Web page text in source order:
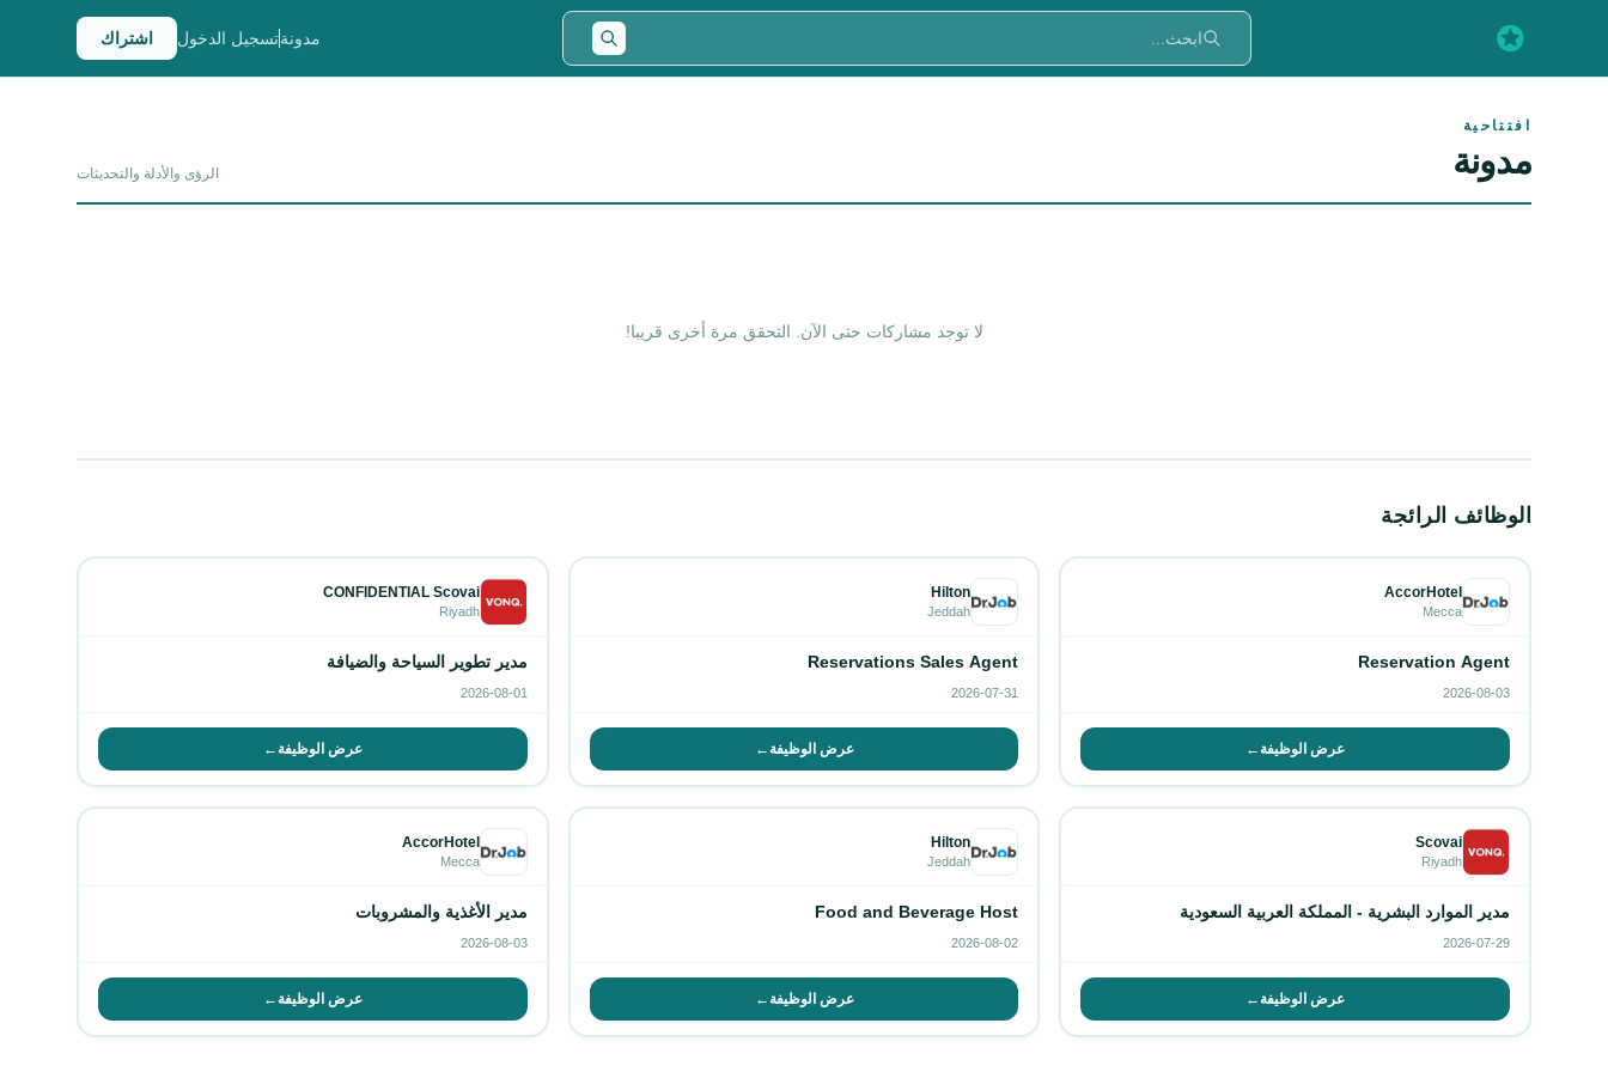
مدونةتسجيل الدخول اشتراك
افتتاحية
مدونة الرؤى والأدلة والتحديثات
لا توجد مشاركات حتى الآن. التحقق مرة أخرى قريبا!
الوظائف الرائجة
AccorHotel
Mecca
Reservation Agent
2026-08-03
عرض الوظيفة →
Hilton
Jeddah
Reservations Sales Agent
2026-07-31
عرض الوظيفة →
CONFIDENTIAL Scovai
Riyadh
مدير تطوير السياحة والضيافة
2026-08-01
عرض الوظيفة →
Scovai
Riyadh
مدير الموارد البشرية - المملكة العربية السعودية
2026-07-29
عرض الوظيفة →
Hilton
Jeddah
Food and Beverage Host
2026-08-02
عرض الوظيفة →
AccorHotel
Mecca
مدير الأغذية والمشروبات
2026-08-03
عرض الوظيفة →